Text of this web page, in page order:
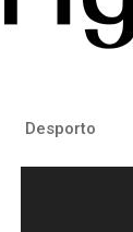
Desporto